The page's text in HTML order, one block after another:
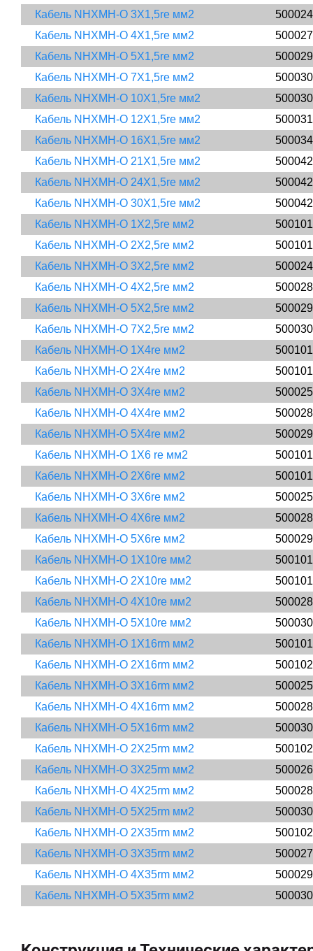
Кабель NHXMH-O 3X1,5re мм2
Кабель NHXMH-O 4X1,5re мм2
Кабель NHXMH-O 5X1,5re мм2
Кабель NHXMH-O 7X1,5re мм2
Кабель NHXMH-O 10X1,5re мм2
Кабель NHXMH-O 12X1,5re мм2
Кабель NHXMH-O 16X1,5re мм2
Кабель NHXMH-O 21X1,5re мм2
Кабель NHXMH-O 24X1,5re мм2
Кабель NHXMH-O 30X1,5re мм2
Кабель NHXMH-O 1X2,5re мм2
Кабель NHXMH-O 2X2,5re мм2
Кабель NHXMH-O 3X2,5re мм2
Кабель NHXMH-O 4X2,5re мм2
Кабель NHXMH-O 5X2,5re мм2
Кабель NHXMH-O 7X2,5re мм2
Кабель NHXMH-O 1X4re мм2
Кабель NHXMH-O 2X4re мм2
Кабель NHXMH-O 3X4re мм2
Кабель NHXMH-O 4X4re мм2
Кабель NHXMH-O 5X4re мм2
Кабель NHXMH-O 1X6 re мм2
Кабель NHXMH-O 2X6re мм2
Кабель NHXMH-O 3X6re мм2
Кабель NHXMH-O 4X6re мм2
Кабель NHXMH-O 5X6re мм2
Кабель NHXMH-O 1X10re мм2
Кабель NHXMH-O 2X10rе мм2
Кабель NHXMH-O 4X10rе мм2
Кабель NHXMH-O 5X10re мм2
Кабель NHXMH-O 1X16rm мм2
Кабель NHXMH-O 2X16rm мм2
Кабель NHXMH-O 3X16rm мм2
Кабель NHXMH-O 4X16rm мм2
Кабель NHXMH-O 5X16rm мм2
Кабель NHXMH-O 2X25rm мм2
Кабель NHXMH-O 3X25rm мм2
Кабель NHXMH-O 4X25rm мм2
Кабель NHXMH-O 5X25rm мм2
Кабель NHXMH-O 2X35rm мм2
Кабель NHXMH-O 3X35rm мм2
Кабель NHXMH-O 4X35rm мм2
Кабель NHXMH-O 5X35rm мм2